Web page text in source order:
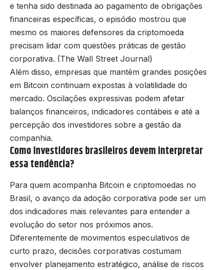
e tenha sido destinada ao pagamento de obrigações
financeiras específicas, o episódio mostrou que
mesmo os maiores defensores da criptomoeda
precisam lidar com questões práticas de gestão
corporativa. (The Wall Street Journal)
Além disso, empresas que mantêm grandes posições
em Bitcoin continuam expostas à volatilidade do
mercado. Oscilações expressivas podem afetar
balanços financeiros, indicadores contábeis e até a
percepção dos investidores sobre a gestão da
companhia.
Como investidores brasileiros devem interpretar
essa tendência?
Para quem acompanha Bitcoin e criptomoedas no
Brasil, o avanço da adoção corporativa pode ser um
dos indicadores mais relevantes para entender a
evolução do setor nos próximos anos.
Diferentemente de movimentos especulativos de
curto prazo, decisões corporativas costumam
envolver planejamento estratégico, análise de riscos